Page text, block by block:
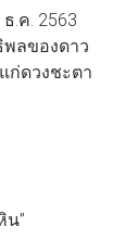
.ค. 2563
พลของดาว
ก่ดวงชะตา
”